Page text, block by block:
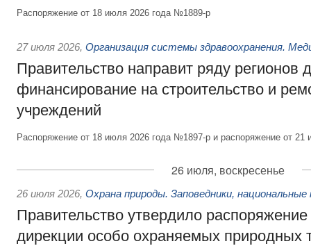
Распоряжение от 18 июля 2026 года №1889-р
27 июля 2026, Организация системы здравоохранения.
Правительство направит ряду регионов
финансирование на строительство и
учреждений
Распоряжение от 18 июля 2026 года №1897-р и распоряжение от
26 июля, воскресенье
26 июля 2026, Охрана природы. Заповедники, национальные
Правительство утвердило
дирекции особо охраняемых природных